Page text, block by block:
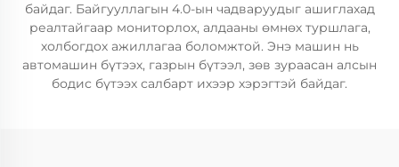
байдаг. Байгууллагын 4.0-ын чадваруудыг ашиглахад
реалтайгаар мониторлох, алдааны өмнөх туршлага,
холбогдох ажиллагаа боломжтой. Энэ машин нь
автомашин бүтээх, газрын бүтээл, зөв зураасан алсын
бодис бүтээх салбарт ихээр хэрэгтэй байдаг.